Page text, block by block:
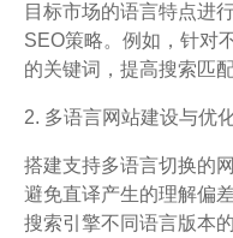
目标市场的语言特点进
SEO策略。例如，针对
的关键词，提高搜索匹配
2. 多语言网站建设与优
搭建支持多语言切换的
避免直译产生的理解偏
搜索引擎不同语言版本